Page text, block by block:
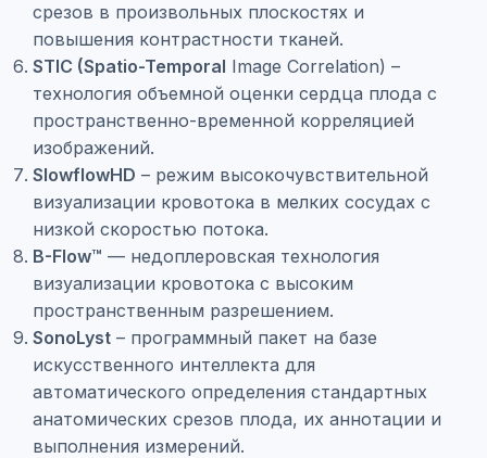
срезов в произвольных плоскостях и
повышения контрастности тканей.
STIC (Spatio-Temporal Image Correlation) –
технология объемной оценки сердца плода с
пространственно-временной корреляцией
изображений.
SlowflowHD – режим высокочувствительной
визуализации кровотока в мелких сосудах с
низкой скоростью потока.
B-Flow™ — недоплеровская технология
визуализации кровотока с высоким
пространственным разрешением.
SonoLyst – программный пакет на базе
искусственного интеллекта для
автоматического определения стандартных
анатомических срезов плода, их аннотации и
выполнения измерений.